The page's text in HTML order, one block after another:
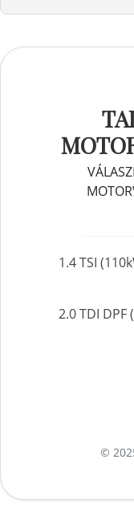
1.4 TSI
2.0 TDI DPF
©